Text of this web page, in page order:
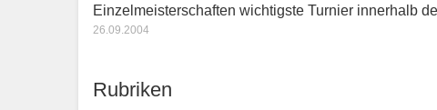
Einzelmeisterschaften wichtigste Turnier innerhalb
26.09.2004
Rubriken